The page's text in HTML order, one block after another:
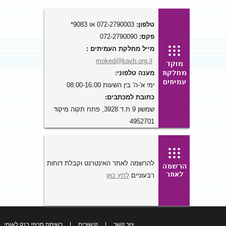
טלפון:
פקס:
מייל מחלקת העמיתים :
moked@kavb.org.il
מענה טלפוני:
ימי א'-ה' בין השעות 08:00-16:00
כתובת למכתבים:
שמשון 9 ת.ד 3928, פתח תקוה מיקוד
4952701
להרשמה לאתר האינטרנט וקבלת דוחות
רבעוניים לחץ כאן
צור קשר קישורים רשימת סניפי בנק לאומי